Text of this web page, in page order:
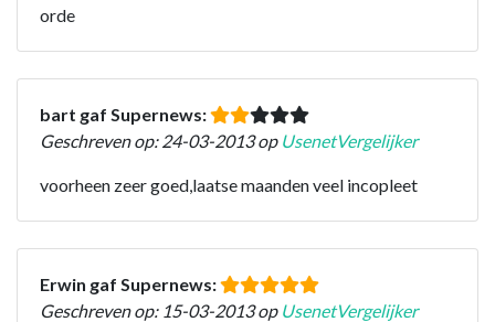
orde
bart gaf Supernews:
Geschreven op: 24-03-2013 op UsenetVergelijker
voorheen zeer goed,laatse maanden veel incopleet
Erwin gaf Supernews:
Geschreven op: 15-03-2013 op UsenetVergelijker